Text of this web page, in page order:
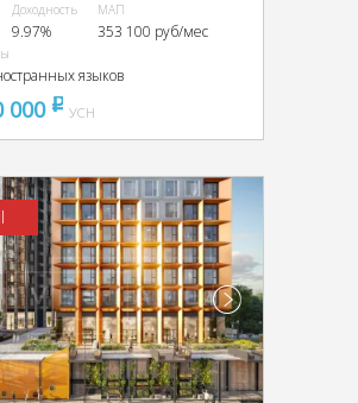
Доходность
9.97%
МАП
353 100 руб/мес
языков
000 pуб
УСН